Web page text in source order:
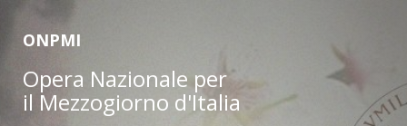
ONPMI
Opera Nazionale per
il Mezzogiorno d'Italia